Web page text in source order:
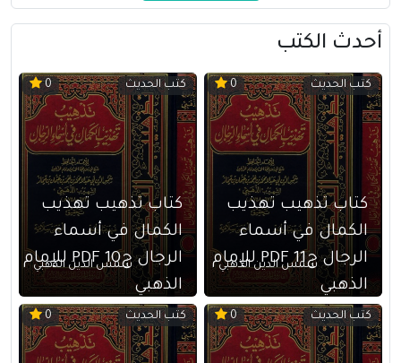
أحدث الكتب
كتب الحديث 0
كتاب تذهيب تهذيب
الكمال في أسماء
الرجال ج11 PDF للإمام
الذهبي
شمس الدين الذهبي
كتب الحديث 0
كتاب تذهيب تهذيب
الكمال في أسماء
الرجال ج10 PDF للإمام
الذهبي
شمس الدين الذهبي
كتب الحديث 0 كتب الحديث 0